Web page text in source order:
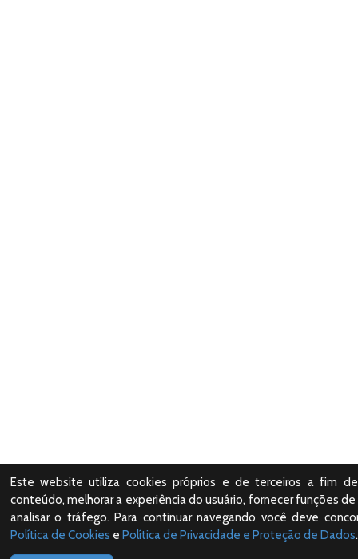
Este website utiliza cookies próprios e de terceiros a fim
conteúdo, melhorar a experiência do usuário, fornecer funções
analisar o tráfego. Para continuar navegando você deve
Política de Cookies e Política de Privacidade e Proteção de Dados.